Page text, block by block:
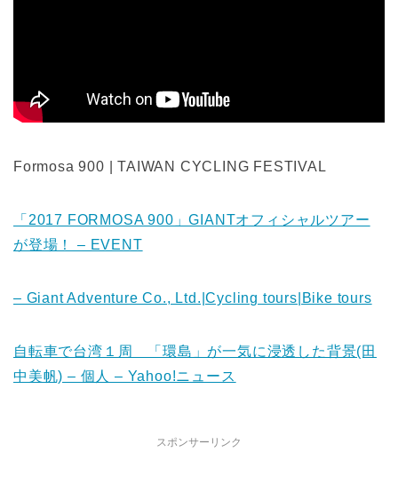
Formosa 900 | TAIWAN CYCLING FESTIVAL
「2017 FORMOSA 900」GIANTオフィシャルツアー
が登場！ – EVENT
– Giant Adventure Co., Ltd.|Cycling tours|Bike tours
自転車で台湾１周 「環島」が一気に浸透した背景(田
中美帆) – 個人 – Yahoo!ニュース
スポンサーリンク